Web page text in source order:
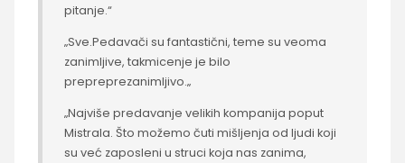
pitanje.“
„Sve.Pedavači su fantastični, teme su veoma
zanimljive, takmicenje je bilo
prepreprezanimljivo.„
„Najviše predavanje velikih kompanija poput
Mistrala. Što možemo čuti mišljenja od ljudi koji
su već zaposleni u struci koja nas zanima,